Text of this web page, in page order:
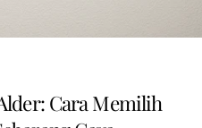
Cara Memilih